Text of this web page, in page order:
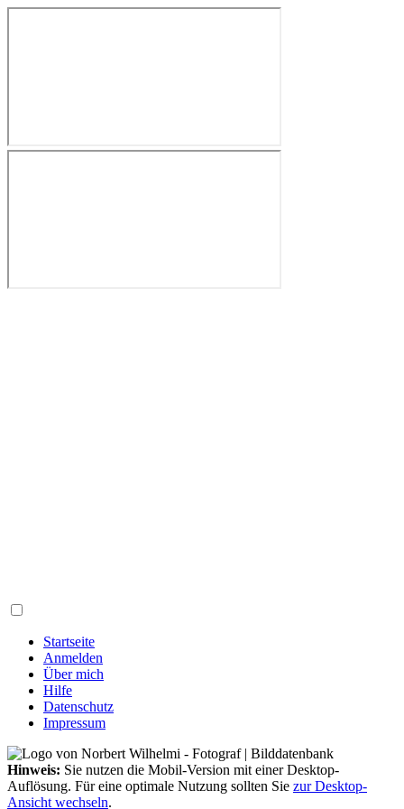
Startseite
Anmelden
Über mich
Hilfe
Datenschutz
Impressum
Hinweis: Sie nutzen die Mobil-Version mit einer Desktop-
Auflösung. Für eine optimale Nutzung sollten Sie zur Desktop-
Ansicht wechseln.